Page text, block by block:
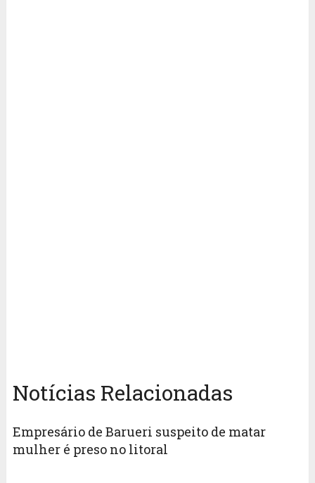
Notícias Relacionadas
Empresário de Barueri suspeito de matar
mulher é preso no litoral